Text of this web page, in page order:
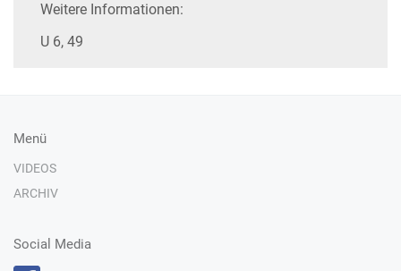
Weitere Informationen:
U 6, 49
Menü
VIDEOS
ARCHIV
Social Media